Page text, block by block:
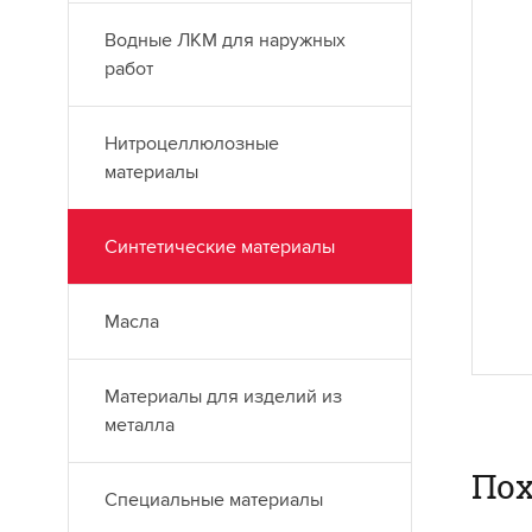
Водные ЛКМ для наружных
работ
Нитроцеллюлозные
материалы
Синтетические материалы
Масла
Материалы для изделий из
металла
Специальные материалы